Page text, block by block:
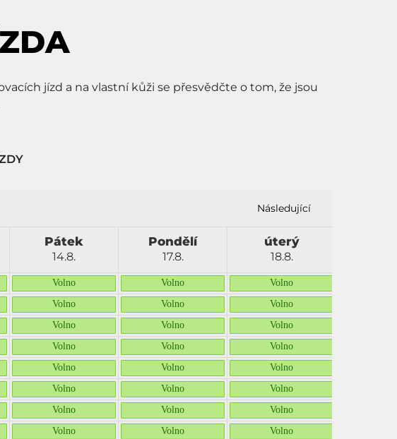
jízd a na vlastní kůži se přesvědčte o tom, že jsou
Následující
Pátek
14.8.
Volno
Volno
Volno
Volno
Volno
Volno
Volno
Volno
Pondělí
17.8.
Volno
Volno
Volno
Volno
Volno
Volno
Volno
Volno
úterý
18.8.
Volno
Volno
Volno
Volno
Volno
Volno
Volno
Volno